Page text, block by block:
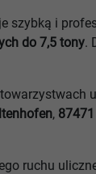
szybką i
do 7,5 tony.
,
ruchu